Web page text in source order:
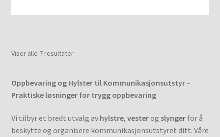
Viser alle 7 resultater
Oppbevaring og Hylster til Kommunikasjonsutstyr –
Praktiske løsninger for trygg oppbevaring
Vi tilbyr et bredt utvalg av hylstre, vesterog slyngerfor å
beskytte og organisere kommunikasjonsutstyret ditt. Våre